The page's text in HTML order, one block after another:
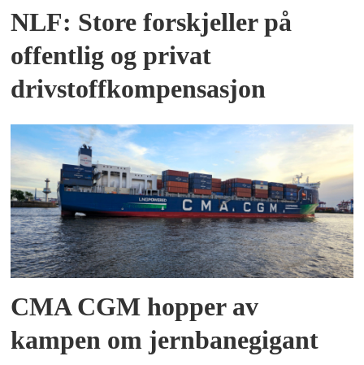
NLF: Store forskjeller på
offentlig og privat
drivstoffkompensasjon
CMA CGM hopper av
kampen om jernbanegigant